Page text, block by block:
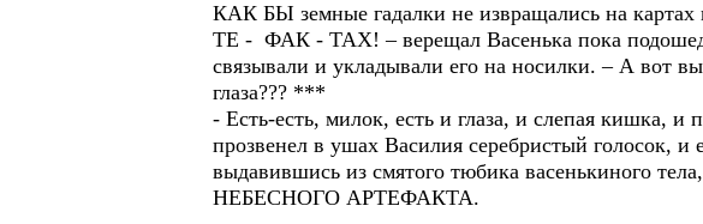
КАК БЫ земные гадалки не извращались на картах
ТЕ - ФАК - ТАХ! – верещал Васенька пока
связывали и укладывали его на носилки. – А вот
глаза??? ***
- Есть-есть, милок, есть и глаза, и слепая кишка,
прозвенел в ушах Василия серебристый голосок, и
выдавившись из смятого тюбика васенькиного
НЕБЕСНОГО АРТЕФАКТА.